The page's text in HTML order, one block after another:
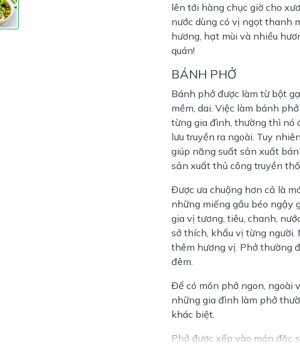
lên tới hàng chục giờ cho
nước dùng có vị ngọt thanh
hương, hạt mùi và nhiều
quán!
BÁNH PHỞ
Bánh phở được làm từ bột
mềm, dai. Việc làm bánh
từng gia đình, thường thì nó
lưu truyền ra ngoài. Tuy
giúp năng suất sản xuất
sản xuất thủ công truyền
Được ưa chuộng hơn cả là
những miếng gầu béo ngậy
gia vị tương, tiêu, chanh,
sở thích, khẩu vị từng người.
thêm hương vị. Phở thường
đêm.
Để có món phở ngon, ngoài
những gia đình làm phở
khác biệt.
Phở được xếp vào món đặc